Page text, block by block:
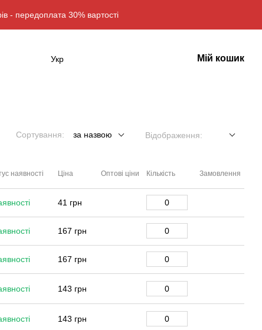
- передоплата 30% вартості
Укр Мій кошик
Сортування: за назвою Відображення:
наявності Ціна Оптові ціни Кількість Замовлення
41 грн
167 грн
167 грн
143 грн
143 грн